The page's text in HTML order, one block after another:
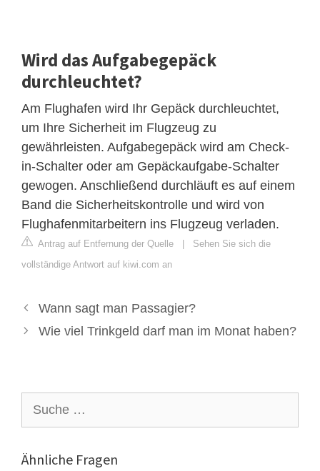
Wird das Aufgabegepäck
durchleuchtet?
Am Flughafen wird Ihr Gepäck durchleuchtet,
um Ihre Sicherheit im Flugzeug zu
gewährleisten. Aufgabegepäck wird am Check-
in-Schalter oder am Gepäckaufgabe-Schalter
gewogen. Anschließend durchläuft es auf einem
Band die Sicherheitskontrolle und wird von
Flughafenmitarbeitern ins Flugzeug verladen.
Antrag auf Entfernung der Quelle | Sehen Sie sich die
vollständige Antwort auf kiwi.com an
Wann sagt man Passagier?
Wie viel Trinkgeld darf man im Monat haben?
nach:
Ähnliche Fragen